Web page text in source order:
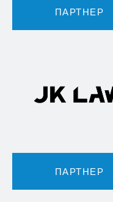
ПАРТНЕР
ПАРТНЕР